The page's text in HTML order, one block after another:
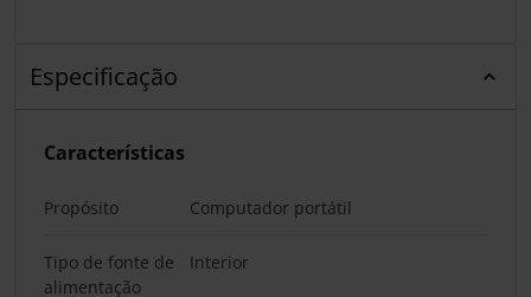
Especificação
Características
Propósito Computador portátil
Tipo de fonte de
alimentação
Interior